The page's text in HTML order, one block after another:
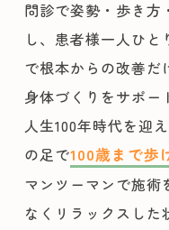
問診で姿勢・歩き方
し、患者様一人ひ
で根本からの改善だ
身体づくりをサポー
人生100年時代を迎
の足で100歳まで歩
マンツーマンで施術
なくリラックスした